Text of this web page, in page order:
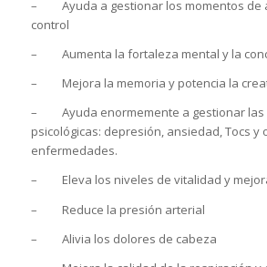
– Ayuda a gestionar los momentos de
control
– Aumenta la fortaleza mental y la
– Mejora la memoria y potencia la
– Ayuda enormemente a gestionar las
psicológicas: depresión, ansiedad, Tocs y
enfermedades.
– Eleva los niveles de vitalidad y
– Reduce la presión arterial
– Alivia los dolores de cabeza